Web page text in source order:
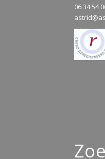
06 34 54